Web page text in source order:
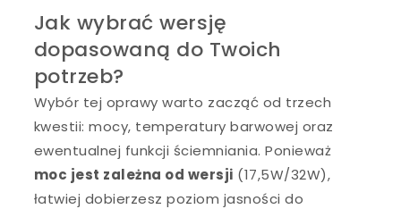
Jak wybrać wersję
dopasowaną do Twoich
potrzeb?
Wybór tej oprawy warto zacząć od trzech
kwestii: mocy, temperatury barwowej oraz
ewentualnej funkcji ściemniania. Ponieważ
moc jest zależna od wersji (17,5W/32W),
łatwiej dobierzesz poziom jasności do